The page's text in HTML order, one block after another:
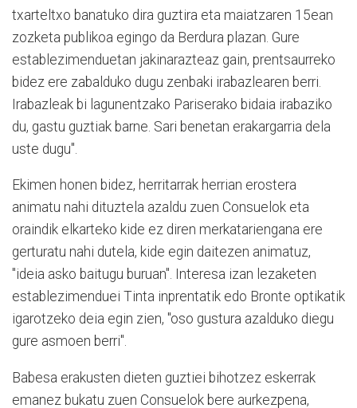
txarteltxo banatuko dira guztira eta maiatzaren 15ean
zozketa publikoa egingo da Berdura plazan. Gure
establezimenduetan jakinarazteaz gain, prentsaurreko
bidez ere zabalduko dugu zenbaki irabazlearen berri.
Irabazleak bi lagunentzako Pariserako bidaia irabaziko
du, gastu guztiak barne. Sari benetan erakargarria dela
uste dugu".
Ekimen honen bidez, herritarrak herrian erostera
animatu nahi dituztela azaldu zuen Consuelok eta
oraindik elkarteko kide ez diren merkatariengana ere
gerturatu nahi dutela, kide egin daitezen animatuz,
"ideia asko baitugu buruan". Interesa izan lezaketen
establezimenduei Tinta inprentatik edo Bronte optikatik
igarotzeko deia egin zien, "oso gustura azalduko diegu
gure asmoen berri".
Babesa erakusten dieten guztiei bihotzez eskerrak
emanez bukatu zuen Consuelok bere aurkezpena,